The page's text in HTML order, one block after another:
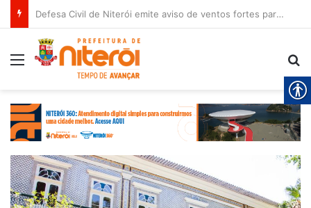
Defesa Civil de Niterói emite aviso de ventos fortes para esta sexta-feira (07)
Menu